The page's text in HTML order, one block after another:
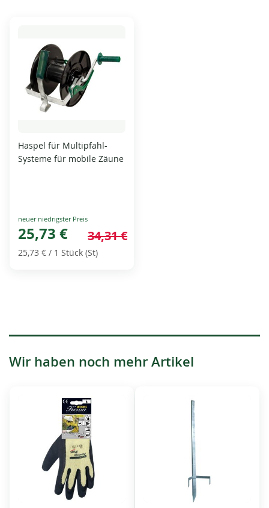
Haspel für Multipfahl-
Systeme für mobile Zäune
Special
Price
25,73 € 34,31 €
25,73 € / 1 Stück (St)
Wir haben noch mehr Artikel